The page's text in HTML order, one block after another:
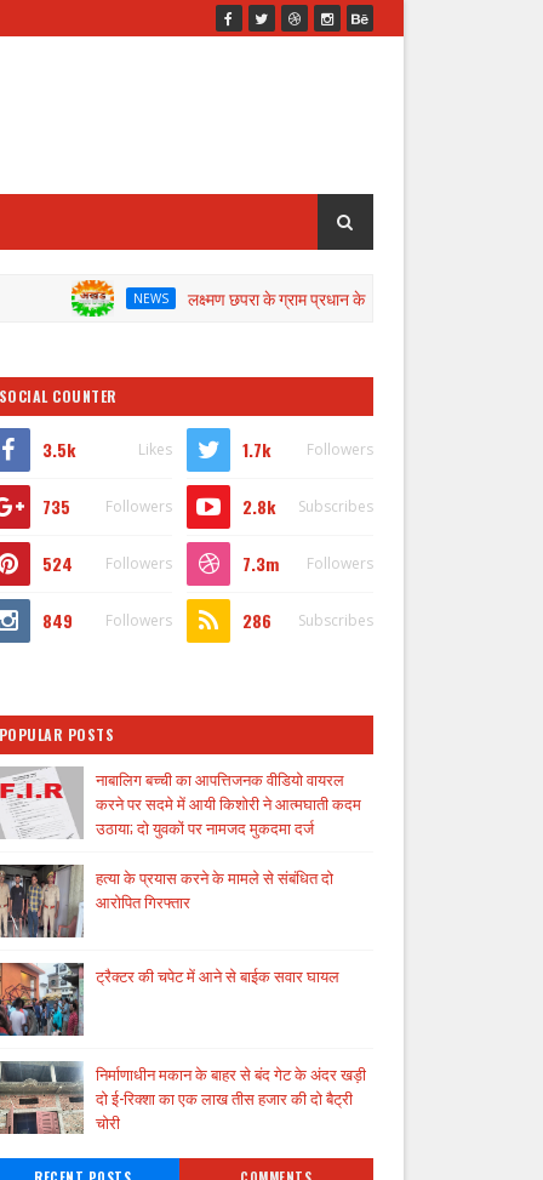
NEWS लक्ष्मण छपरा के ग्राम प्रधान के खिलाफ जांच के लिए डीएम ने गठित की कमेटी
SOCIAL COUNTER
3.5k Likes 1.7k Followers
735 Followers 2.8k Subscribes
524 Followers 7.3m Followers
849 Followers 286 Subscribes
POPULAR POSTS
नाबालिग बच्ची का आपत्तिजनक वीडियो वायरल
करने पर सदमे में आयी किशोरी ने आत्मघाती कदम
उठाया; दो युवकों पर नामजद मुकदमा दर्ज
हत्या के प्रयास करने के मामले से संबंधित दो
आरोपित गिरफ्तार
ट्रैक्टर की चपेट में आने से बाईक सवार घायल
निर्माणाधीन मकान के बाहर से बंद गेट के अंदर खड़ी
दो ई-रिक्शा का एक लाख तीस हजार की दो बैट्री
चोरी